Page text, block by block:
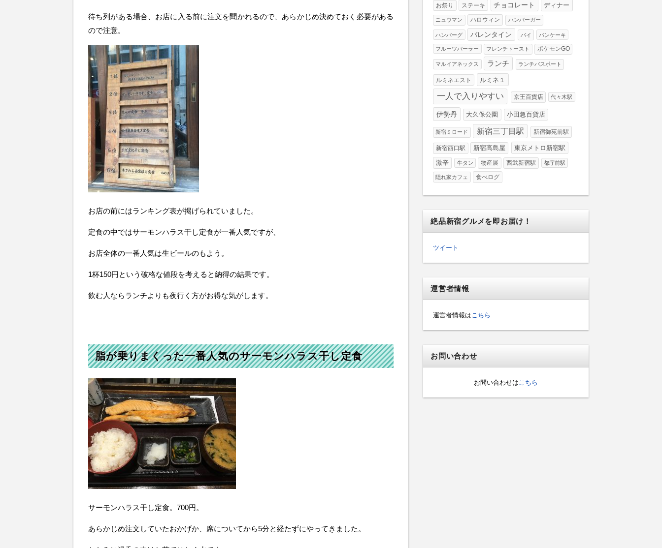
待ち列がある場合、お店に入る前に注文を聞かれるので、あらかじめ決めておく必要がある
ので注意。
お店の前にはランキング表が掲げられていました。
定食の中ではサーモンハラス干し定食が一番人気ですが、
お店全体の一番人気は生ビールのもよう。
1杯150円という破格な値段を考えると納得の結果です。
飲む人ならランチよりも夜行く方がお得な気がします。
脂が乗りまくった一番人気のサーモンハラス干し定食
サーモンハラス干し定食。700円。
あらかじめ注文していたおかげか、席についてから5分と経たずにやってきました。
お祭り ステーキ チョコレート ディナー
ニュウマン ハロウィン ハンバーガー
ハンバーグ バレンタイン パイ パンケーキ
フルーツパーラー フレンチトースト ポケモンGO
マルイアネックス ランチ ランチパスポート
ルミネエスト ルミネ１
一人で入りやすい 京王百貨店 代々木駅
伊勢丹 大久保公園 小田急百貨店
新宿ミロード 新宿三丁目駅 新宿御苑前駅
新宿西口駅 新宿高島屋
東京メトロ新宿駅
激辛
牛タン 物産展 西武新宿駅 都庁前駅
隠れ家カフェ 食べログ
絶品新宿グルメを即お届け！
ツイート
運営者情報
運営者情報は こちら
お問い合わせ
お問い合わせは こちら